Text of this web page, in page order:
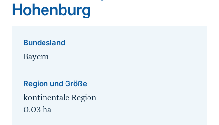
Hohenburg
Bundesland
Bayern
Region und Größe
kontinentale Region
0.03 ha